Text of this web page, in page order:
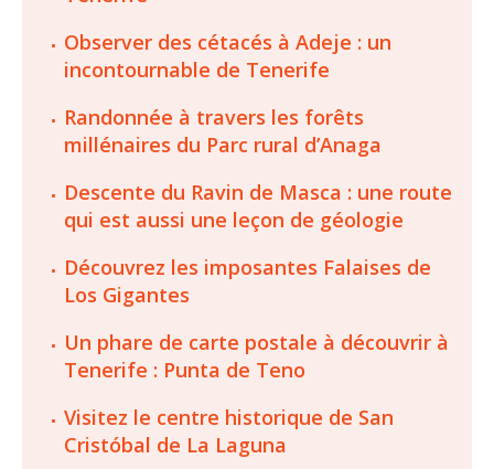
Observer des cétacés à Adeje : un
incontournable de Tenerife
Randonnée à travers les forêts
millénaires du Parc rural d’Anaga
Descente du Ravin de Masca : une route
qui est aussi une leçon de géologie
Découvrez les imposantes Falaises de
Los Gigantes
Un phare de carte postale à découvrir à
Tenerife : Punta de Teno
Visitez le centre historique de San
Cristóbal de La Laguna